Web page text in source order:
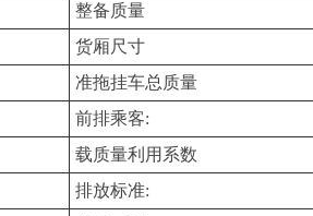
整备质量
货厢尺寸
准拖挂车总质量
前排乘客:
载质量利用系数
排放标准: